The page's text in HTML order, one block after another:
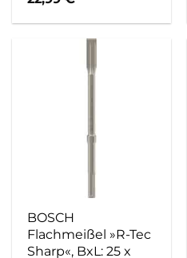
BOSCH
Flachmeißel »R-Tec
Sharp«, BxL: 25 x